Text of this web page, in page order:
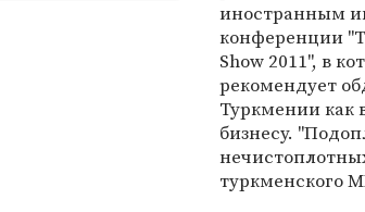
иностранным
конференции
Show 2011", в
рекомендует
Туркмении как
бизнесу.
туркменского